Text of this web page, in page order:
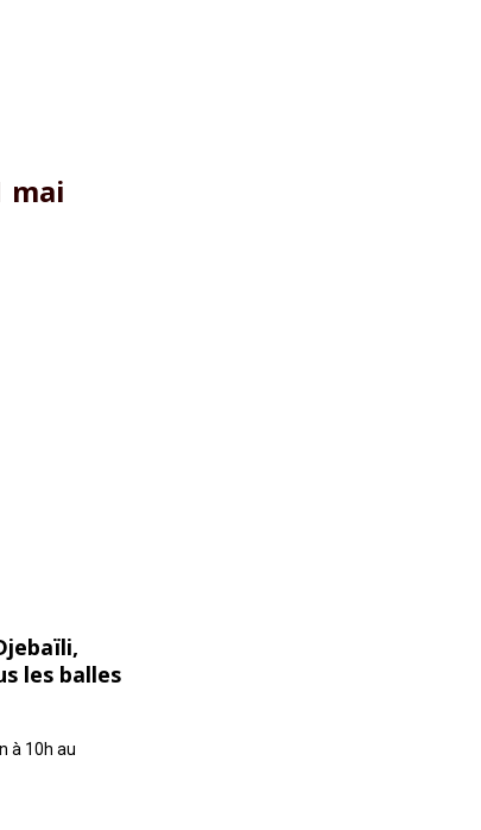
mai
les balles
à 10h au